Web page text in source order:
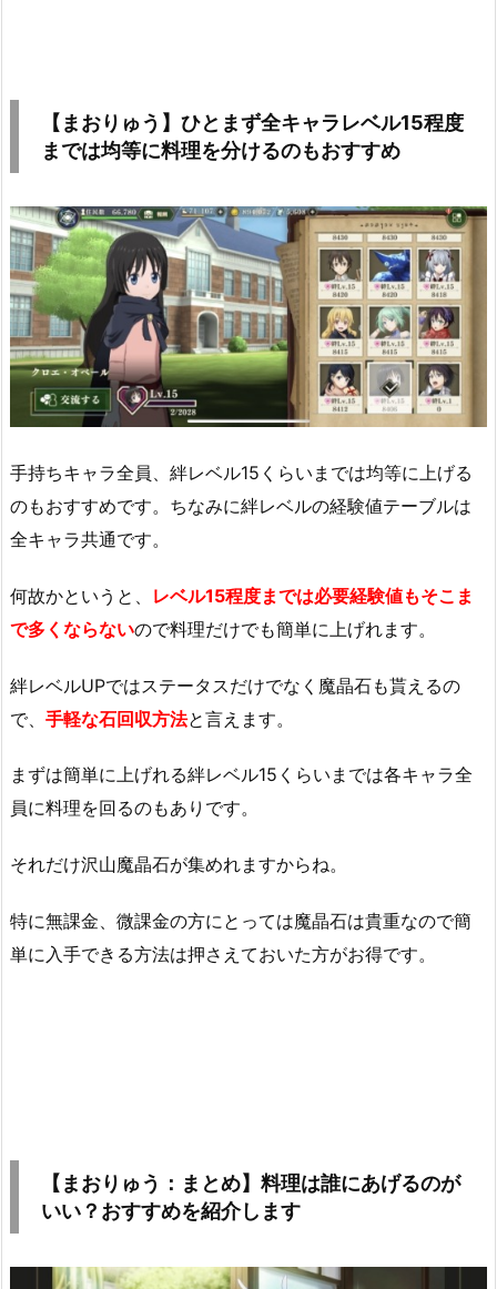
【まおりゅう】ひとまず全キャラレベル15程度
までは均等に料理を分けるのもおすすめ
手持ちキャラ全員、絆レベル15くらいまでは均等に上げる
のもおすすめです。ちなみに絆レベルの経験値テーブルは
全キャラ共通です。
何故かというと、 レベル15程度までは必要経験値もそこま
で多くならないので料理だけでも簡単に上げれます。
絆レベルUPではステータスだけでなく魔晶石も貰えるの
で、 手軽な石回収方法と言えます。
まずは簡単に上げれる絆レベル15くらいまでは各キャラ全
員に料理を回るのもありです。
それだけ沢山魔晶石が集めれますからね。
特に無課金、微課金の方にとっては魔晶石は貴重なので簡
単に入手できる方法は押さえておいた方がお得です。
【まおりゅう：まとめ】料理は誰にあげるのが
いい？おすすめを紹介します